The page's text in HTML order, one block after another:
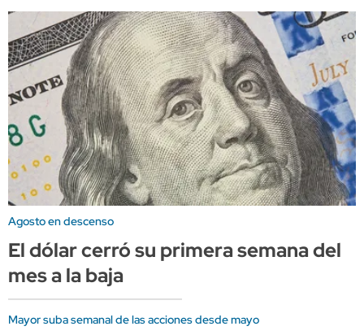
Agosto en descenso
El dólar cerró su primera semana del
mes a la baja
Mayor suba semanal de las acciones desde mayo